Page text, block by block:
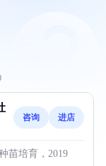
咨询 进店
苗培育，2019